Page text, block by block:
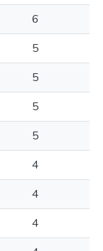
6
5
5
5
5
4
4
4